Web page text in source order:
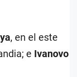
, en el este
e Ivanovo